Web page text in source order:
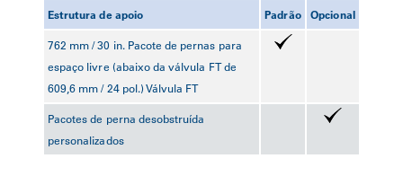
Estrutura de apoio Padrão Opcional
762 mm / 30 in. Pacote de pernas para
espaço livre (abaixo da válvula FT de
609,6 mm / 24 pol.) Válvula FT
Pacotes de perna desobstruída
personalizados